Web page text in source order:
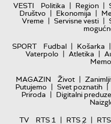
VESTI Politika | Region |
Društvo | Ekonomija |
Vreme | Servisne vesti |
SPORT
Fudbal | Košarka |
Vaterpolo | Atletika |
MAGAZIN
Život |
Putujemo | Svet poznatih |
Priroda | Digitalni
TV
RTS 1 | RTS 2 |